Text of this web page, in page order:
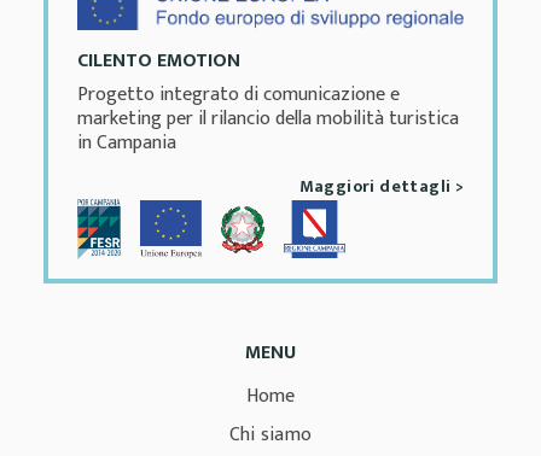
CILENTO EMOTION
Progetto integrato di comunicazione e
marketing per il rilancio della mobilità turistica
in Campania
Maggiori dettagli >
MENU
Home
Chi siamo